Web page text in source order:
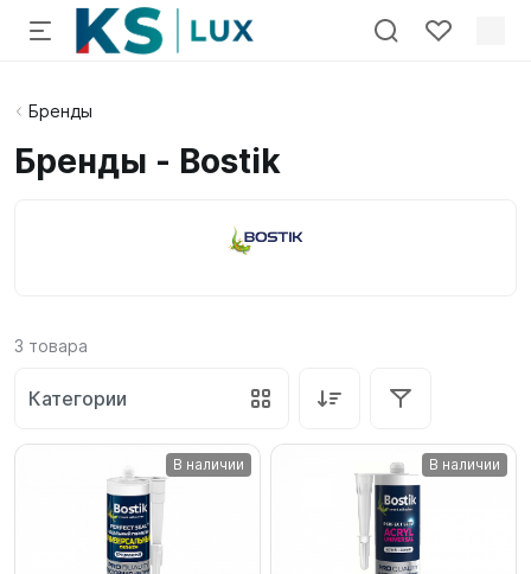
Бренды
Бренды - Bostik
3 товара
Категории
В наличии В наличии